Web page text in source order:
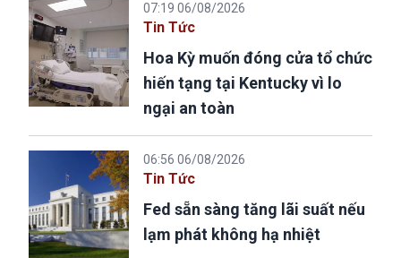
07:19 06/08/2026
Tin Tức
Hoa Kỳ muốn đóng cửa tổ chức
hiến tạng tại Kentucky vì lo
ngại an toàn
06:56 06/08/2026
Tin Tức
Fed sẵn sàng tăng lãi suất nếu
lạm phát không hạ nhiệt